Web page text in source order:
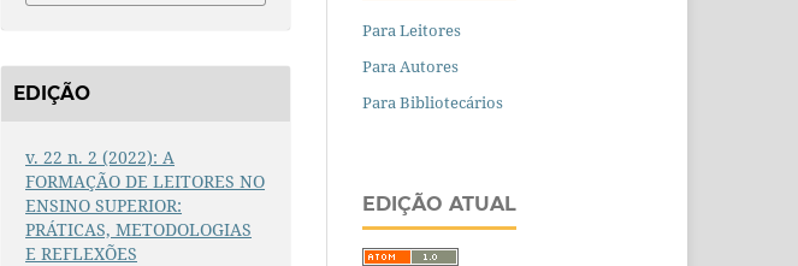
EDIÇÃO
v. 22 n. 2 (2022): A
FORMAÇÃO DE LEITORES NO
ENSINO SUPERIOR:
PRÁTICAS, METODOLOGIAS
E REFLEXÕES
Para Leitores
Para Autores
Para Bibliotecários
EDIÇÃO ATUAL